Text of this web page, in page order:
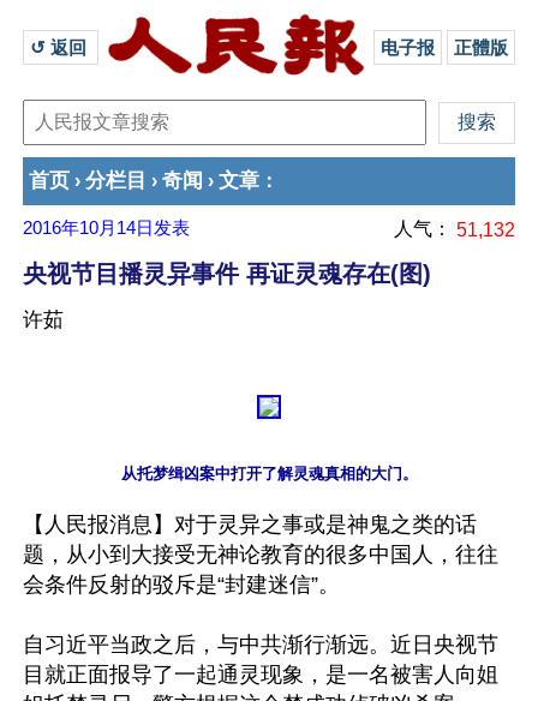
↺ 返回 电子报 正體版
首页 › 分栏目 › 奇闻 › 文章 ：
2016年10月14日 发表 人气： 51,132
央视节目播灵异事件 再证灵魂存在(图)
许茹
【人民报消息】对于灵异之事或是神鬼之类的话
题，从小到大接受无神论教育的很多中国人，往往
会条件反射的驳斥是“封建迷信”。
自习近平当政之后，与中共渐行渐远。近日央视节
目就正面报导了一起通灵现象，是一名被害人向姐